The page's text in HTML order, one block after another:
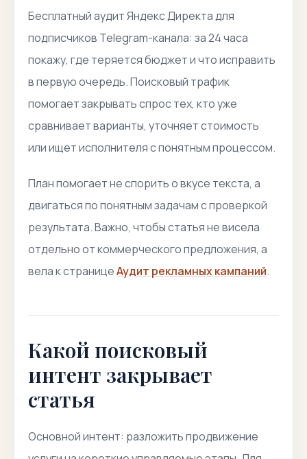
Бесплатный аудит Яндекс Директа для
подписчиков Telegram-канала: за 24 часа
покажу, где теряется бюджет и что исправить
в первую очередь. Поисковый трафик
помогает закрывать спрос тех, кто уже
сравнивает варианты, уточняет стоимость
или ищет исполнителя с понятным процессом.
План помогает не спорить о вкусе текста, а
двигаться по понятным задачам с проверкой
результата. Важно, чтобы статья не висела
отдельно от коммерческого предложения, а
вела к страницеАудит рекламных кампаний.
Какой поисковый
интент закрывает
статья
Основной интент: разложить продвижение